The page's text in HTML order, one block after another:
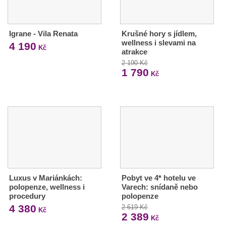
Igrane - Vila Renata
4 190 Kč
Krušné hory s jídlem,
wellness i slevami na
atrakce
2 190 Kč
1 790 Kč
Luxus v Mariánkách:
polopenze, wellness i
procedury
4 380 Kč
Pobyt ve 4* hotelu ve
Varech: snídaně nebo
polopenze
2 619 Kč
2 389 Kč